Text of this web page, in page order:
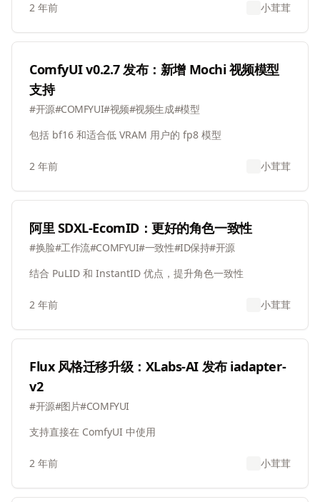
2 年前 小茸茸
ComfyUI v0.2.7 发布：新增 Mochi 视频模型
支持
#开源#COMFYUI#视频#视频生成#模型
包括 bf16 和适合低 VRAM 用户的 fp8 模型
2 年前 小茸茸
阿里 SDXL-EcomID：更好的角色一致性
#换脸#工作流#COMFYUI#一致性#ID保持#开源
结合 PuLID 和 InstantID 优点，提升角色一致性
2 年前 小茸茸
Flux 风格迁移升级：XLabs-AI 发布 iadapter-
v2
#开源#图片#COMFYUI
支持直接在 ComfyUI 中使用
2 年前 小茸茸